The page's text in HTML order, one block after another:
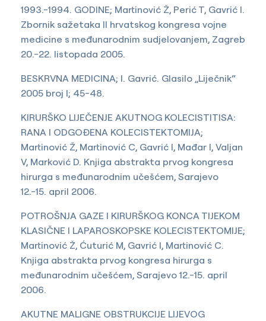
1993.-1994. GODINE; Martinović Ž, Perić T, Gavrić I.
Zbornik sažetaka II hrvatskog kongresa vojne
medicine s međunarodnim sudjelovanjem, Zagreb
20.-22. listopada 2005.
BESKRVNA MEDICINA; I. Gavrić. Glasilo „Liječnik“
2005 broj I; 45-48.
KIRURŠKO LIJEČENJE AKUTNOG KOLECISTITISA:
RANA I ODGOĐENA KOLECISTEKTOMIJA;
Martinović Ž, Martinović C, Gavrić I, Mađar I, Valjan
V, Marković D. Knjiga abstrakta prvog kongresa
hirurga s međunarodnim učešćem, Sarajevo
12.-15. april 2006.
POTROŠNJA GAZE I KIRURŠKOG KONCA TIJEKOM
KLASIČNE I LAPAROSKOPSKE KOLECISTEKTOMIJE;
Martinović Ž, Ćuturić M, Gavrić I, Martinović C.
Knjiga abstrakta prvog kongresa hirurga s
međunarodnim učešćem, Sarajevo 12.-15. april
2006.
AKUTNE MALIGNE OBSTRUKCIJE LIJEVOG